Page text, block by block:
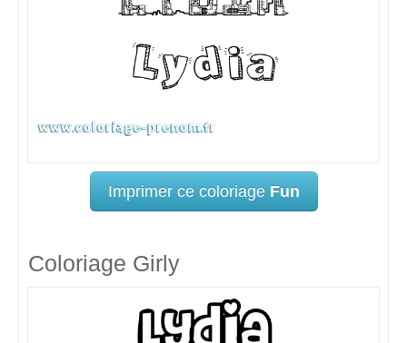
Imprimer ce coloriage Fun
Coloriage Girly